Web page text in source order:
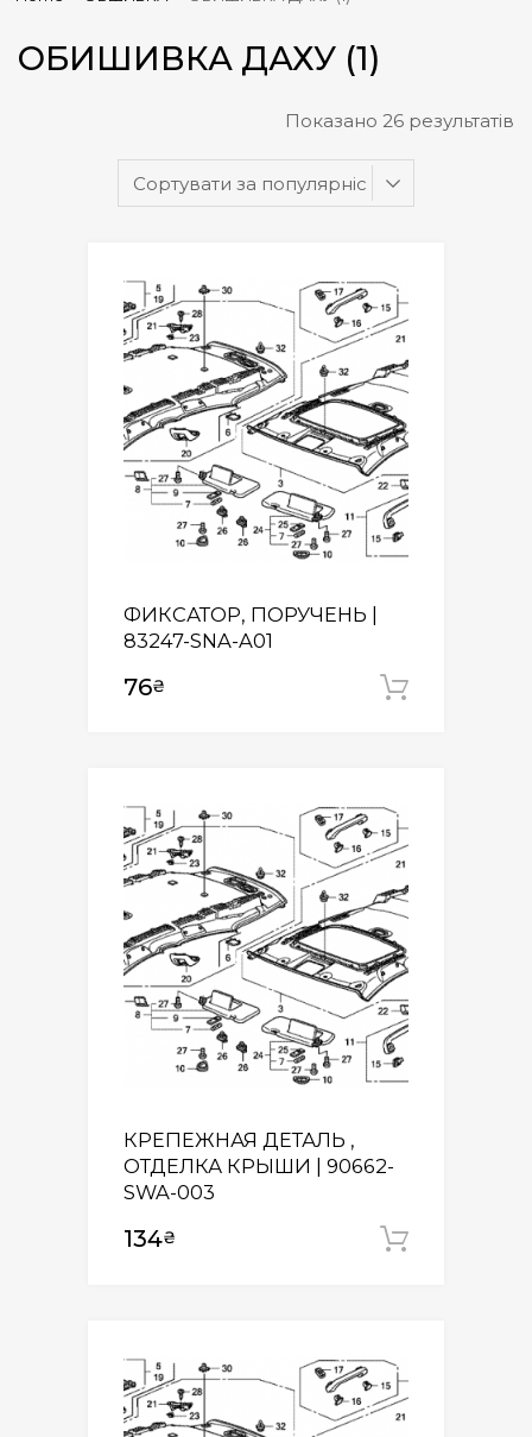
ОБИШИВКА ДАХУ (1)
Показано 26 результатів
ФИКСАТОР, ПОРУЧЕНЬ |
83247-SNA-A01
76₴
КРЕПЕЖНАЯ ДЕТАЛЬ ,
ОТДЕЛКА КРЫШИ | 90662-
SWA-003
134₴